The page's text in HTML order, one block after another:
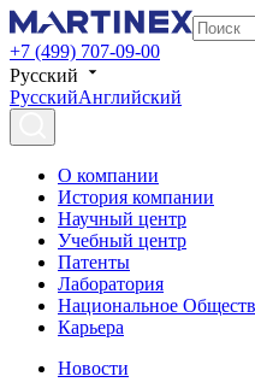
+7 (499) 707-09-00
Русский
РусскийАнглийский
О компании
История компании
Научный центр
Учебный центр
Патенты
Лаборатория
Национальное
Карьера
Новости